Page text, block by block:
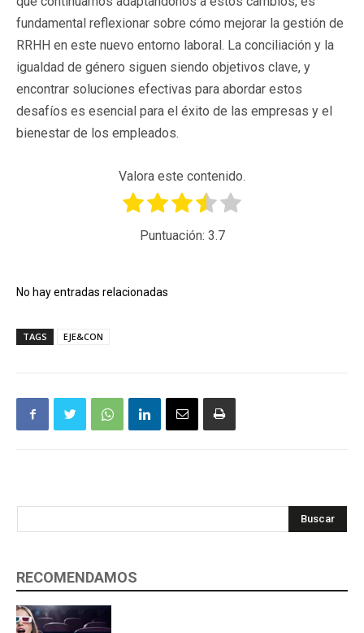
fundamental reflexionar sobre cómo mejorar la gestión de
RRHH en este nuevo entorno laboral. La conciliación y la
igualdad de género siguen siendo objetivos clave, y
encontrar soluciones efectivas para abordar estos
desafíos es esencial para el éxito de las empresas y el
bienestar de los empleados.
Valora este contenido.
Puntuación: 3.7
No hay entradas relacionadas
TAGS EJE&CON
Buscar
RECOMENDAMOS